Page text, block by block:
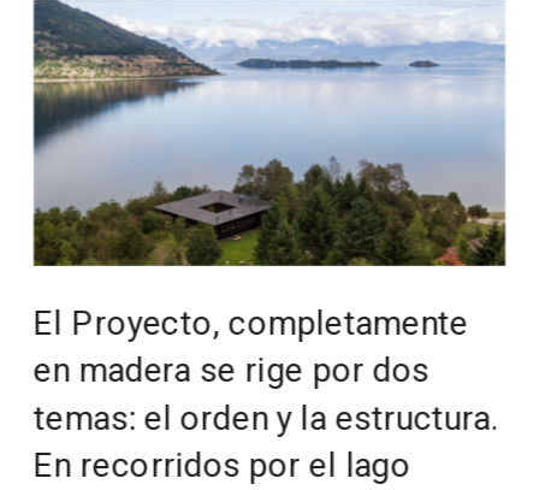
El Proyecto, completamente
en madera se rige por dos
temas: el orden y la estructura.
En recorridos por el lago